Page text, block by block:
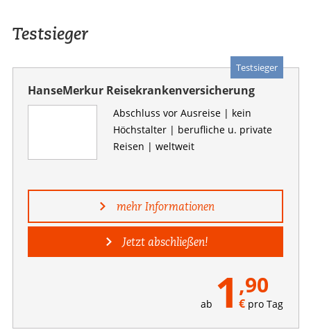
Testsieger
Testsieger
HanseMerkur Reisekrankenversicherung
Abschluss vor Ausreise | kein
Höchstalter | berufliche u. private
Reisen | weltweit
ab 1 ,90
€pro Tag
mehr Informationen
Jetzt abschließen!